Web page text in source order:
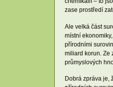
zase prostředí
Ale velká část
místní
přírodními
miliard korun. Ze
průmyslových
Dobrá zpráva je,